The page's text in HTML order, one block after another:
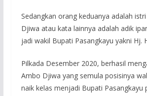
Sedangkan orang keduanya adalah
Djiwa atau kata lainnya adalah adik
jadi wakil Bupati Pasangkayu yakni Hj.
Pilkada Desember 2020, berhasil
Ambo Djiwa yang semula posisinya
naik kelas menjadi Bupati Pasangkayu